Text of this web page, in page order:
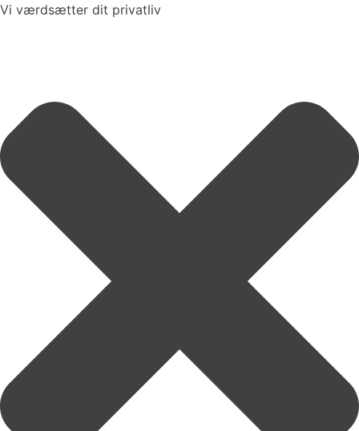
Vi værdsætter dit privatliv